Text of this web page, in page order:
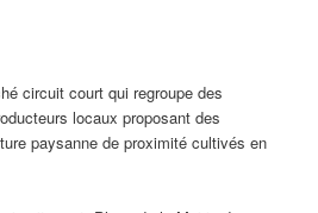
circuit court qui regroupe des
locaux proposant des
paysanne de proximité cultivés en